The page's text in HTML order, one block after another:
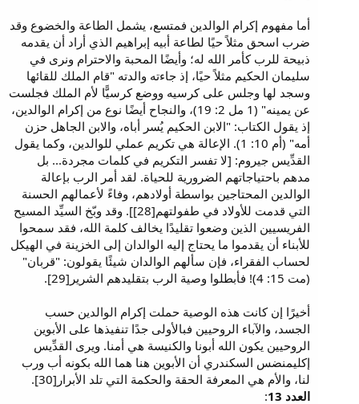
أما مفهوم إكرام الوالدين فمتسع، يشمل الطاعة والخضوع وقد
ضرب اسحق مثلاً حيًا لطاعة أبيه إبراهيم الذي أراد أن يقدمه
ذبيحة للرب كأمر الله له؛ وأيضًا المحبة والاحترام ونرى في
سليمان الحكيم مثلاً حيًا، إذ جاءته والدته "قام الملك للقائها
وسجد لها وجلس على كرسيه ووضع كرسيًّا لأم الملك فجلست
عن يمينه" (1 مل 2: 19)، والنجاح أيضًا نوع من إكرام الوالدين،
إذ يقول الكتاب: "الابن الحكيم يُسر أباه، والابن الجاهل حزن
أمه" (أم 10: 1). الإعالة هي تكريم عملي للوالدين، وكما يقول
القدِّيس جيروم: [لا تفسر التكريم في كلمات مجردة... بل
مدهم باحتياجاتهم الضرورية للحياة. لقد أمر الرب بإعالة
الوالدين المحتاجين بواسطة أولادهم، وفاءً لأعمالهم الحسنة
التي قدمت للأولاد في طفولتهم[28]]. وقد وبّخ السيِّد المسيح
الفريسيين الذين وضعوا تقليدًا يخالف كلمة الله، فقد سمحوا
للأبناء أن يقدموا ما يحتاج إليه الوالدان إلى الخزينة في الهيكل
لحساب الفقراء، فإن سألهم الوالدان شيئًا يقولون: "قربان"
(مت 15: 4)! فأبطلوا وصية الرب بتقليدهم الشرير[29].
أخيرًا إن كانت هذه الوصية حملت إكرام الوالدين حسب
الجسد، والآباء الروحيين فبالأولى جدًا تنفيذها على الأبوين
الروحيين يكون الله أبونا والكنيسة هي أمنا. ويرى القدِّيس
إكليمنضس السكندري أن الأبوين هنا هما الله بكونه أب ورب
لنا، والأم هي المعرفة الحقة والحكمة التي تلد الأبرار[30].
العدد 13
: